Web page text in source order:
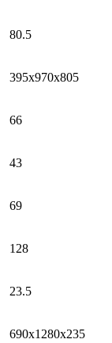
80.5
395x970x805
66
43
69
128
23.5
690x1280x235